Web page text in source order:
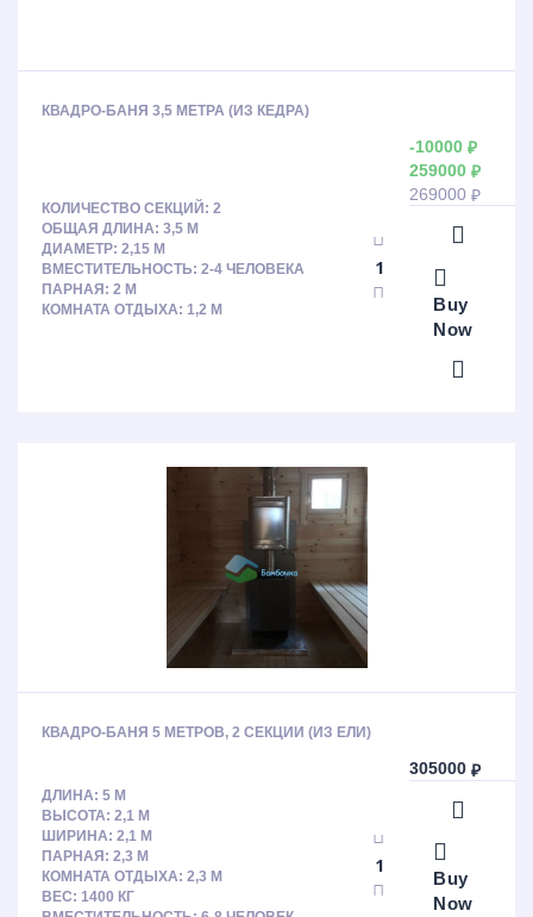
КВАДРО-БАНЯ 3,5 МЕТРА (ИЗ КЕДРА)
КОЛИЧЕСТВО СЕКЦИЙ: 2
ОБЩАЯ ДЛИНА: 3,5 М
ДИАМЕТР: 2,15 М
ВМЕСТИТЕЛЬНОСТЬ: 2-4 ЧЕЛОВЕКА
ПАРНАЯ: 2 М
КОМНАТА ОТДЫХА: 1,2 М
-10000₽
259000₽
269000₽
Buy
Now
КВАДРО-БАНЯ 5 МЕТРОВ, 2 СЕКЦИИ (ИЗ ЕЛИ)
ДЛИНА: 5 М
ВЫСОТА: 2,1 М
ШИРИНА: 2,1 М
ПАРНАЯ: 2,3 М
КОМНАТА ОТДЫХА: 2,3 М
ВЕС: 1400 КГ
305000₽
Buy
Now